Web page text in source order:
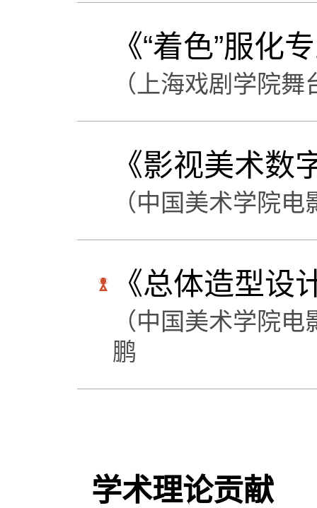
《“着色”服化
（上海戏剧学院
《影视美术数
（中国美术学院
《总体造型设
（中国美术学院
鹏
学术理论贡献